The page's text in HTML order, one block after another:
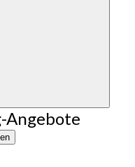
Angebote